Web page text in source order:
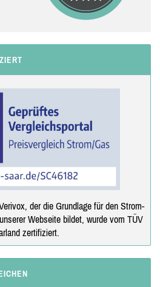
der die Grundlage für den Strom-
Webseite bildet, wurde vom TÜV
zertifiziert.